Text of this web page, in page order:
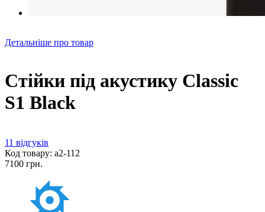
Детальніше про товар
Стійки під акустику Classic
S1 Black
11 відгуків
Код товару: а2-112
7100 грн.